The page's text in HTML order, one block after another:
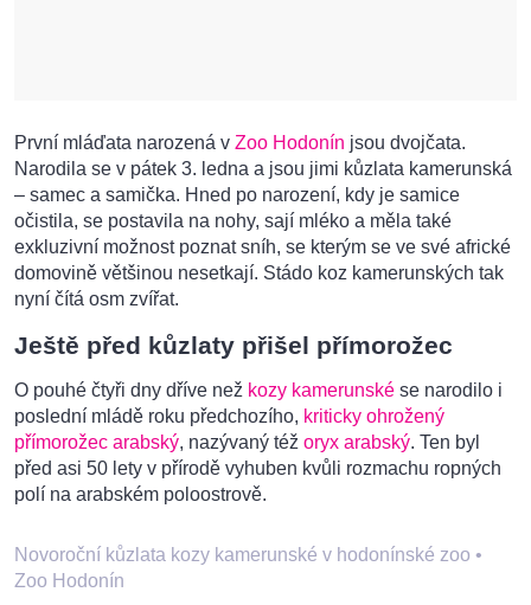
První mláďata narozená v Zoo Hodonín jsou dvojčata.
Narodila se v pátek 3. ledna a jsou jimi kůzlata kamerunská
– samec a samička. Hned po narození, kdy je samice
očistila, se postavila na nohy, sají mléko a měla také
exkluzivní možnost poznat sníh, se kterým se ve své africké
domovině většinou nesetkají. Stádo koz kamerunských tak
nyní čítá osm zvířat.
Ještě před kůzlaty přišel přímorožec
O pouhé čtyři dny dříve než kozy kamerunské se narodilo i
poslední mládě roku předchozího, kriticky ohrožený
přímorožec arabský, nazývaný též oryx arabský. Ten byl
před asi 50 lety v přírodě vyhuben kvůli rozmachu ropných
polí na arabském poloostrově.
Novoroční kůzlata kozy kamerunské v hodonínské zoo •
Zoo Hodonín